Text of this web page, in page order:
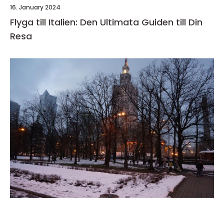
16. January 2024
Flyga till Italien: Den Ultimata Guiden till Din
Resa